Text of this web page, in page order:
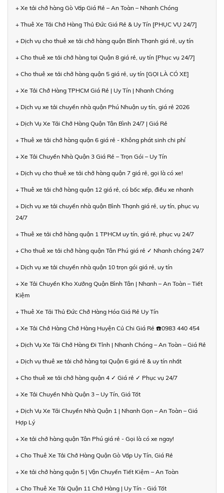
+ Xe tải chở hàng Gò Vấp Giá Rẻ – An Toàn – Nhanh Chóng
+ Thuê Xe Tải Chở Hàng Thủ Đức Giá Rẻ & Uy Tín [PHỤC VỤ 24/7]
+ Dịch vụ cho thuê xe tải chở hàng quận Bình Thạnh giá rẻ, uy tín
+ Cho thuê xe tải chở hàng tại Quận 8 giá rẻ, uy tín [Phục vụ 24/7]
+ Cho thuê xe tải chở hàng quận 5 giá rẻ, uy tín [GỌI LÀ CÓ XE]
+ Xe Tải Chở Hàng TPHCM Giá Rẻ | Uy Tín | Nhanh Chóng
+ Dịch vụ xe tải chuyển nhà quận Phú Nhuận uy tín, giá rẻ 2026
+ Dịch Vụ Xe Tải Chở Hàng Quận Tân Bình 24/7 | Giá Rẻ
+ Thuê xe tải chở hàng quận 6 giá rẻ - Không phát sinh chi phí
+ Xe Tải Chuyển Nhà Quận 3 Giá Rẻ – Trọn Gói – Uy Tín
+ Dịch vụ cho thuê xe tải chở hàng quận 7 giá rẻ, gọi là có xe!
+ Thuê xe tải chở hàng quận 12 giá rẻ, có bốc xếp, điều xe nhanh
+ Dịch vụ xe tải chuyển nhà quận Bình Thạnh giá rẻ, uy tín, phục vụ
24/7
+ Thuê xe tải chở hàng quận 1 TPHCM uy tín, giá rẻ, phục vụ 24/7
+ Cho thuê xe tải chở hàng quận Tân Phú giá rẻ ✓ Nhanh chóng 24/7
+ Dịch vụ xe tải chuyển nhà quận 10 trọn gói giá rẻ, uy tín
+ Xe Tải Chuyển Kho Xưởng Quận Bình Tân | Nhanh – An Toàn – Tiết
Kiệm
+ Thuê Xe Tải Thủ Đức Chở Hàng Hóa Giá Rẻ Uy Tín
+ Xe Tải Chở Hàng Chở Hàng Huyện Củ Chi Giá Rẻ ☎️0983 440 454
+ Dịch Vụ Xe Tải Chở Hàng Đi Tỉnh | Nhanh Chóng – An Toàn – Giá Rẻ
+ Dịch vụ thuê xe tải chở hàng tại Quận 6 giá rẻ & uy tín nhất
+ Cho thuê xe tải chở hàng quận 4 ✓ Giá rẻ ✓ Phục vụ 24/7
+ Xe Tải Chuyển Nhà Quận 3 – Uy Tín, Giá Tốt
+ Dịch Vụ Xe Tải Chuyển Nhà Quận 1 | Nhanh Gọn – An Toàn – Giá
Hợp Lý
+ Xe tải chở hàng quận Tân Phú giá rẻ - Gọi là có xe ngay!
+ Cho Thuê Xe Tải Chở Hàng Quận Gò Vấp Uy Tín, Giá Rẻ
+ Xe tải chở hàng quận 5 | Vận Chuyển Tiết Kiệm – An Toàn
+ Cho Thuê Xe Tải Quận 11 Chở Hàng | Uy Tín - Giá Tốt